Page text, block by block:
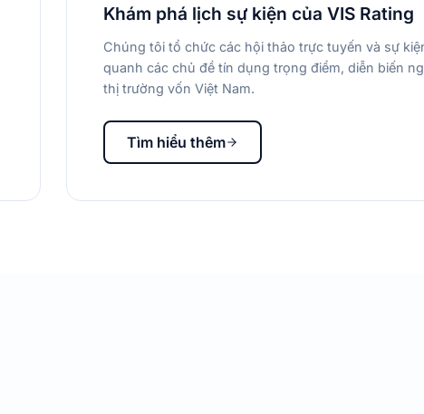
Khám phá lịch sự kiện của VIS Rating
Chúng tôi tổ chức các hội thảo trực tuyến và sự
quanh các chủ đề tín dụng trọng điểm, diễn biến
thị trường vốn Việt Nam.
Tìm hiểu thêm